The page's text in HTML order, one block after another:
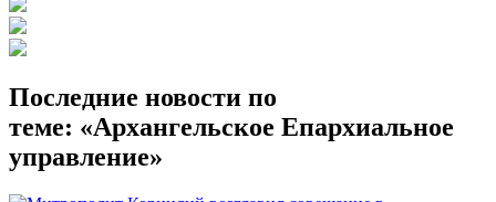
Последние новости по
теме: «Архангельское Епархиальное
управление»